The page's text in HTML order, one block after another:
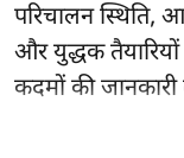
परिचालन
और युद्धक
कदमों की जानकारी